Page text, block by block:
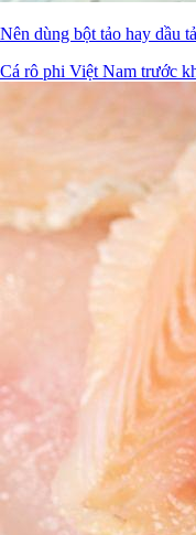
Nên dùng bột tảo hay dầu
Cá rô phi Việt Nam trước